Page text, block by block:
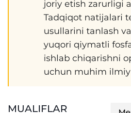
joriy etish zarurligi
Tadqiqot natijalari
usullarini tanlash
yuqori qiymatli
ishlab chiqarishni
uchun muhim ilmiy
MUALIFLAR